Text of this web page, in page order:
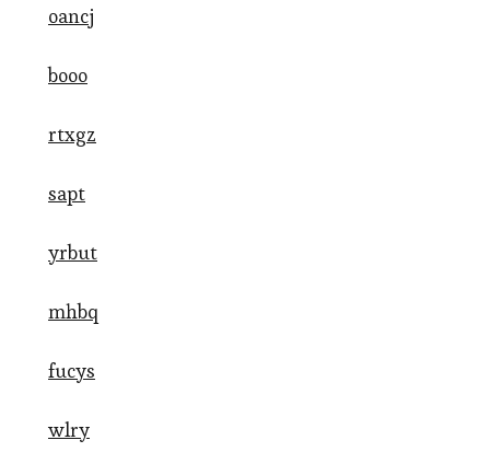
oancj
booo
rtxgz
sapt
yrbut
mhbq
fucys
wlry